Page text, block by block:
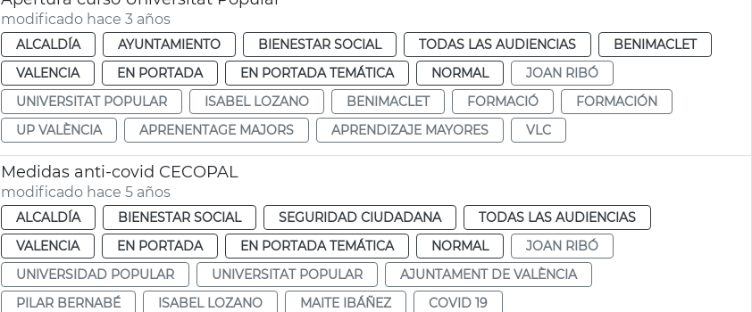
modificado hace 3 años
ALCALDÍA AYUNTAMIENTO BIENESTAR SOCIAL TODAS LAS AUDIENCIAS
BENIMACLET
VALENCIA
EN PORTADA EN PORTADA TEMÁTICA NORMAL
JOAN RIBÓ
UNIVERSITAT POPULAR
ISABEL LOZANO BENIMACLET FORMACIÓ
FORMACIÓN
UP VALÈNCIA
APRENENTAGE MAJORS APRENDIZAJE MAYORES VLC
Medidas anti-covid CECOPAL
modificado hace 5 años
ALCALDÍA BIENESTAR SOCIAL SEGURIDAD CIUDADANA
TODAS LAS AUDIENCIAS
VALENCIA
EN PORTADA EN PORTADA TEMÁTICA NORMAL
JOAN RIBÓ
UNIVERSIDAD POPULAR
UNIVERSITAT POPULAR
AJUNTAMENT DE VALÈNCIA
PILAR BERNABÉ
ISABEL LOZANO MAITE IBÁÑEZ COVID 19